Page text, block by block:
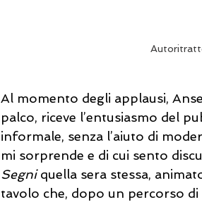
Al momento degli applausi,
palco, riceve l’entusiasmo del
informale, senza l’aiuto di
mi sorprende e di cui sento
Segni quella sera stessa,
tavolo che, dopo un percorso